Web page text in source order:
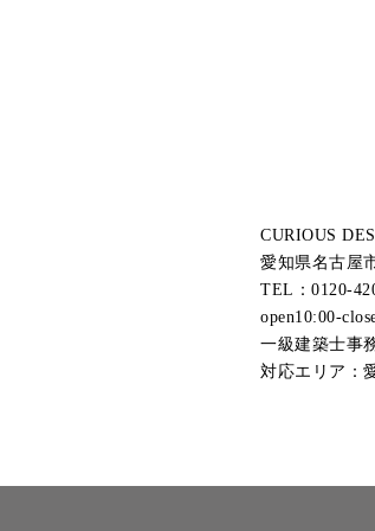
CURIOUS
愛知県名古屋
TEL：0120-
open10:00-
一級建築士事
対応エリア：